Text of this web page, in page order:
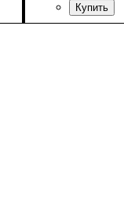
Пол: Детское,
Производитель
Цвет: Серый